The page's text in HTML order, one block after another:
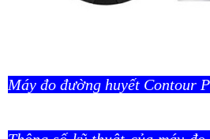
Máy đo đường huyết Contour